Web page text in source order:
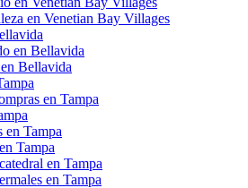
en Venetian Bay Villages
en Bellavida
Bellavida
en Tampa
en Tampa
Tampa
en Tampa
en Tampa